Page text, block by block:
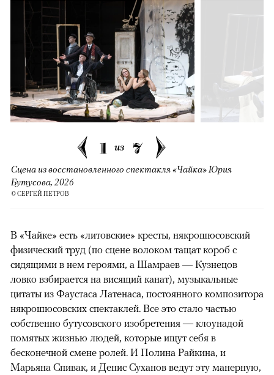
1 из 7
Сцена из восстановленного спектакля «Чайка» Юрия
Бутусова, 2026
© СЕРГЕЙ ПЕТРОВ
В «Чайке» есть «литовские» кресты, някрошюсовский
физический труд (по сцене волоком тащат короб с
сидящими в нем героями, а Шамраев — Кузнецов
ловко взбирается на висящий канат), музыкальные
цитаты из Фаустаса Латенаса, постоянного композитора
някрошюсовских спектаклей. Все это стало частью
собственно бутусовского изобретения — клоунадой
помятых жизнью людей, которые ищут себя в
бесконечной смене ролей. И Полина Райкина, и
Марьяна Спивак, и Денис Суханов ведут эту манерную,